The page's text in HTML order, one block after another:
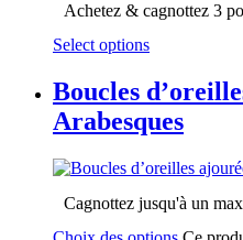
Achetez & cagnottez 3
Select options
Boucles
Arabesques
Cagnottez jusqu'à un